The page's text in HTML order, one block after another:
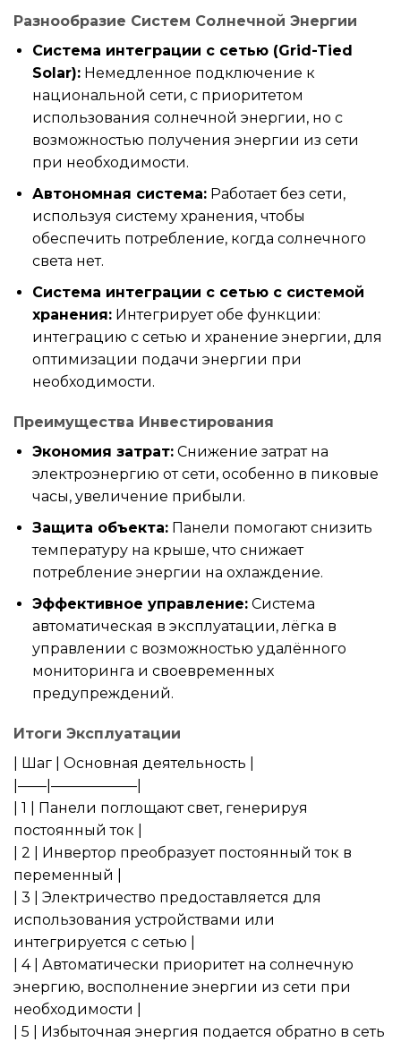
Разнообразие Систем Солнечной Энергии
Система интеграции с сетью (Grid-Tied
Solar):Немедленное подключение к
национальной сети, с приоритетом
использования солнечной энергии, но с
возможностью получения энергии из сети
при необходимости.
Автономная система:Работает без сети,
используя систему хранения, чтобы
обеспечить потребление, когда солнечного
света нет.
Система интеграции с сетью с системой
хранения:Интегрирует обе функции:
интеграцию с сетью и хранение энергии, для
оптимизации подачи энергии при
необходимости.
Преимущества Инвестирования
Экономия затрат:Снижение затрат на
электроэнергию от сети, особенно в пиковые
часы, увеличение прибыли.
Защита объекта:Панели помогают снизить
температуру на крыше, что снижает
потребление энергии на охлаждение.
Эффективное управление:Система
автоматическая в эксплуатации, лёгка в
управлении с возможностью удалённого
мониторинга и своевременных
предупреждений.
Итоги Эксплуатации
| Шаг | Основная деятельность |
|——|——————|
| 1 | Панели поглощают свет, генерируя
постоянный ток |
| 2 | Инвертор преобразует постоянный ток в
переменный |
| 3 | Электричество предоставляется для
использования устройствами или
интегрируется с сетью |
| 4 | Автоматически приоритет на солнечную
энергию, восполнение энергии из сети при
необходимости |
| 5 | Избыточная энергия подается обратно в сеть